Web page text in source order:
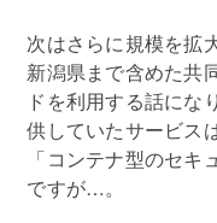
次はさらに規模を拡
新潟県まで含めた共
ドを利用する話にな
供していたサービス
「コンテナ型のセ
ですが…。